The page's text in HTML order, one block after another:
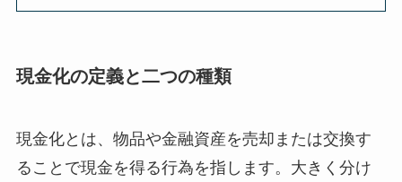
現金化の定義と二つの種類
現金化とは、物品や金融資産を売却または交換す
ることで現金を得る行為を指します。大きく分け